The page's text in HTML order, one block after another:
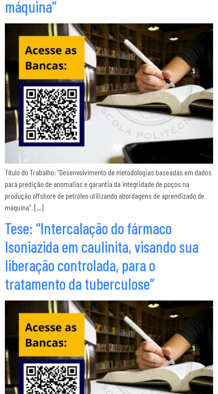
máquina”
Título do Trabalho: “Desenvolvimento de metodologias baseadas em dados
para predição de anomalias e garantia da integridade de poços na
produção offshore de petróleo utilizando abordagens de aprendizado de
máquina”. […]
Tese: “Intercalação do fármaco
Isoniazida em caulinita, visando sua
liberação controlada, para o
tratamento da tuberculose”